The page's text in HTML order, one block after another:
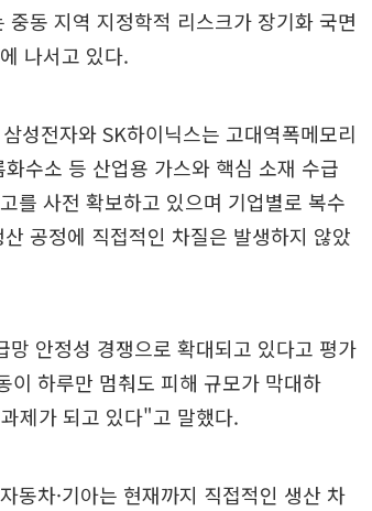
중동 지역 지정학적 리스크가 장기화 국면
나서고 있다.
성전자와 SK하이닉스는 고대역폭메모리
수소 등 산업용 가스와 핵심 소재 수급
를 사전 확보하고 있으며 기업별로 복수
공정에 직접적인 차질은 발생하지 않았
안정성 경쟁으로 확대되고 있다고 평가
이 하루만 멈춰도 피해 규모가 막대하
제가 되고 있다"고 말했다.
동차·기아는 현재까지 직접적인 생산 차